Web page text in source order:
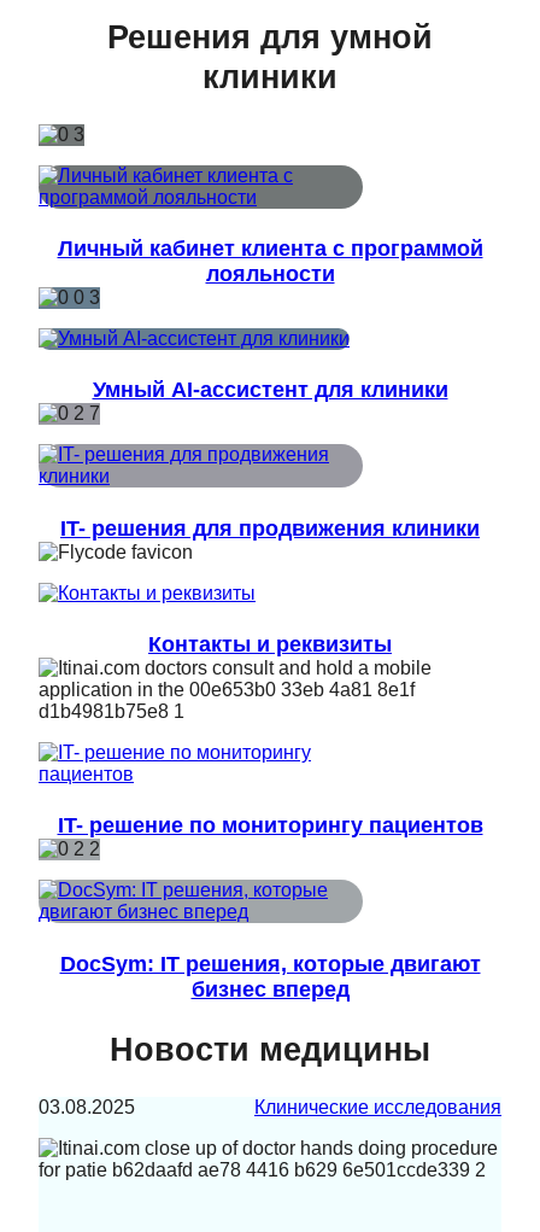
Решения для умной
клиники
Личный кабинет клиента с программой
лояльности
Умный AI-ассистент для клиники
IT- решения для продвижения клиники
Контакты и реквизиты
IT- решение по мониторингу пациентов
DocSym: IT решения, которые двигают
бизнес вперед
Новости медицины
03.08.2025 Клинические исследования